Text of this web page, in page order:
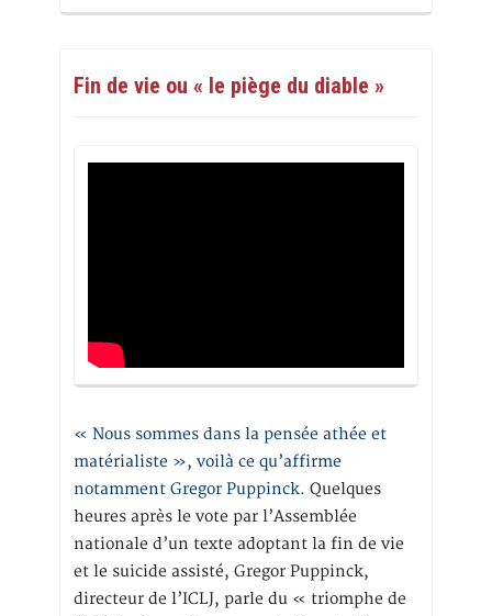
Fin de vie ou « le piège du diable »
« Nous sommes dans la pensée athée et
matérialiste », voilà ce qu’affirme
notamment Gregor Puppinck. Quelques
heures après le vote par l’Assemblée
nationale d’un texte adoptant la fin de vie
et le suicide assisté, Gregor Puppinck,
directeur de l’ICLJ, parle du « triomphe de